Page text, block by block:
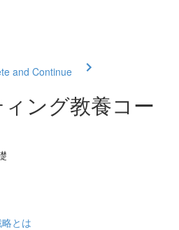
and Continue
ング教養コー
とは